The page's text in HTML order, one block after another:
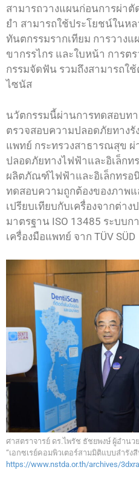
สามารถวางแผนก่อนการผ่า
ยํา สามารถใช้ประโยชน์ในห
ทันตกรรมรากเทียม การวาง
ขากรรไกร และใบหน้า การต
กรรมจัดฟัน รวมถึงสามารถใ
ไซนัส
นวัตกรรมนี้ผ่านการทดสอบท
ตรวจสอบความปลอดภัยทางรั
แพทย์ กระทรวงสาธารณสุข
ปลอดภัยทางไฟฟ้าและอิเล็ก
ผลิตภัณฑ์ไฟฟ้าและอิเล็กทรอ
ทดสอบความถูกต้องของภาพ
เปรียบเทียบกับเครื่องจากต่าง
มาตรฐาน ISO 13485 ระบบ
เครื่องมือแพทย์ จาก TÜV SÜD
ศาสตราจารย์ ดร.ไพรัช ธัชยพงษ์ ผู้อำนว
“เอกซเรย์คอมพิวเตอร์สามมิติแบบลำรังสี
https://www.nstda.or.th/archives/